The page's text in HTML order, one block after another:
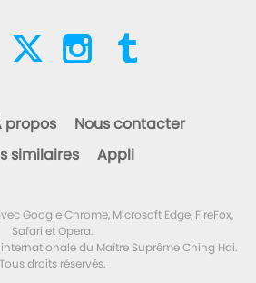
propos
Nous contacter
similaires
Appli
Google Chrome, Microsoft Edge, FireFox,
Safari et Opera.
du Maître Suprême Ching Hai.
Tous droits réservés.